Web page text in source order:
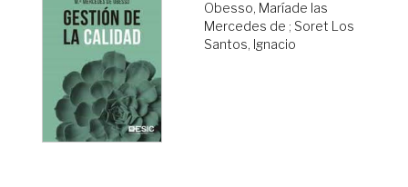
Obesso, Maríade las
Mercedes de ; Soret Los
Santos, Ignacio